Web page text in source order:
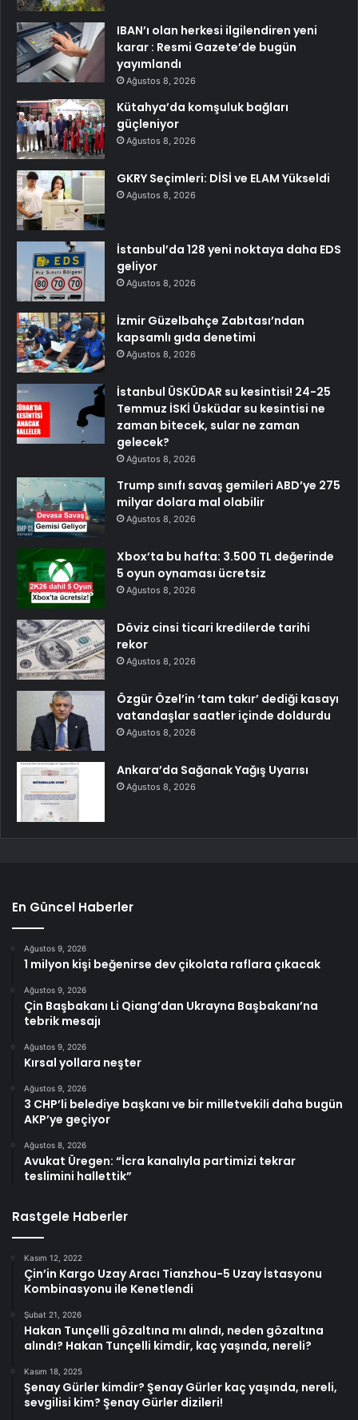
IBAN’ı olan herkesi ilgilendiren yeni
karar : Resmi Gazete’de bugün
yayımlandı
Ağustos 8, 2026
Kütahya’da komşuluk bağları
güçleniyor
Ağustos 8, 2026
GKRY Seçimleri: DİSİ ve ELAM Yükseldi
Ağustos 8, 2026
İstanbul’da 128 yeni noktaya daha EDS
geliyor
Ağustos 8, 2026
İzmir Güzelbahçe Zabıtası’ndan
kapsamlı gıda denetimi
Ağustos 8, 2026
İstanbul ÜSKÜDAR su kesintisi! 24-25
Temmuz İSKİ Üsküdar su kesintisi ne
zaman bitecek, sular ne zaman
gelecek?
Ağustos 8, 2026
Trump sınıfı savaş gemileri ABD’ye 275
milyar dolara mal olabilir
Ağustos 8, 2026
Xbox’ta bu hafta: 3.500 TL değerinde
5 oyun oynaması ücretsiz
Ağustos 8, 2026
Döviz cinsi ticari kredilerde tarihi
rekor
Ağustos 8, 2026
Özgür Özel’in ‘tam takır’ dediği kasayı
vatandaşlar saatler içinde doldurdu
Ağustos 8, 2026
Ankara’da Sağanak Yağış Uyarısı
Ağustos 8, 2026
En Güncel Haberler
Ağustos 9, 2026
1 milyon kişi beğenirse dev çikolata raflara çıkacak
Ağustos 9, 2026
Çin Başbakanı Li Qiang’dan Ukrayna Başbakanı’na
tebrik mesajı
Ağustos 9, 2026
Kırsal yollara neşter
Ağustos 9, 2026
3 CHP’li belediye başkanı ve bir milletvekili daha bugün
AKP’ye geçiyor
Ağustos 8, 2026
Avukat Üregen: “İcra kanalıyla partimizi tekrar
teslimini hallettik”
Rastgele Haberler
Kasım 12, 2022
Çin’in Kargo Uzay Aracı Tianzhou-5 Uzay İstasyonu
Kombinasyonu ile Kenetlendi
Şubat 21, 2026
Hakan Tunçelli gözaltına mı alındı, neden gözaltına
alındı? Hakan Tunçelli kimdir, kaç yaşında, nereli?
Kasım 18, 2025
Şenay Gürler kimdir? Şenay Gürler kaç yaşında, nereli,
sevgilisi kim? Şenay Gürler dizileri!